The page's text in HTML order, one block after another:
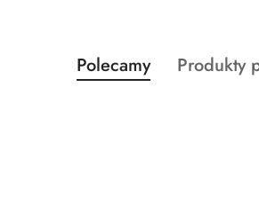
Pomiń karuzelę produktów
Produkty
o
Polecamy
Produkty
Produkty